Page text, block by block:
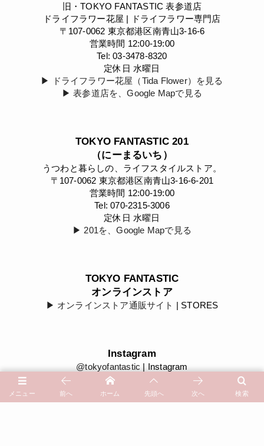
旧・TOKYO FANTASTIC 表参道店
ドライフラワー花屋 | ドライフラワー専門店
〒107-0062 東京都港区南青山3-16-6
営業時間 12:00-19:00
Tel: 03-3478-8320
定休日 水曜日
▶︎ ドライフラワー花屋（Tida Flower）を見る
▶︎ 表参道店を、Google Mapで見る
TOKYO FANTASTIC 201
（にーまるいち）
うつわと暮らしの、ライフスタイルストア。
〒107-0062 東京都港区南青山3-16-6-201
営業時間 12:00-19:00
Tel: 070-2315-3006
定休日 水曜日
▶︎ 201を、Google Mapで見る
TOKYO FANTASTIC
オンラインストア
▶︎ オンラインストア通販サイト | STORES
Instagram
@tokyofantastic | Instagram
@tidaflower.florist
| Instagram
@tokyofantastic201| Instagram
メニュー 検索
前へ ホーム 先頭へ 次へ